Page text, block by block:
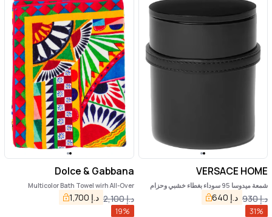
VERSACE HOME
شمعة ميدوسا 95 سوداء بغطاء خشبي وحزام
جلدي قابل للإزالة، مصنوعة من الخشب والزجاج
للمنزل
د.إ930 د.إ 640
31%
Dolce & Gabbana
Multicolor Bath Towel wirh All-Over
Carretto Print in Cotton Dolce & Gabbanaد.إ2,100 د.إ 1,700
19%